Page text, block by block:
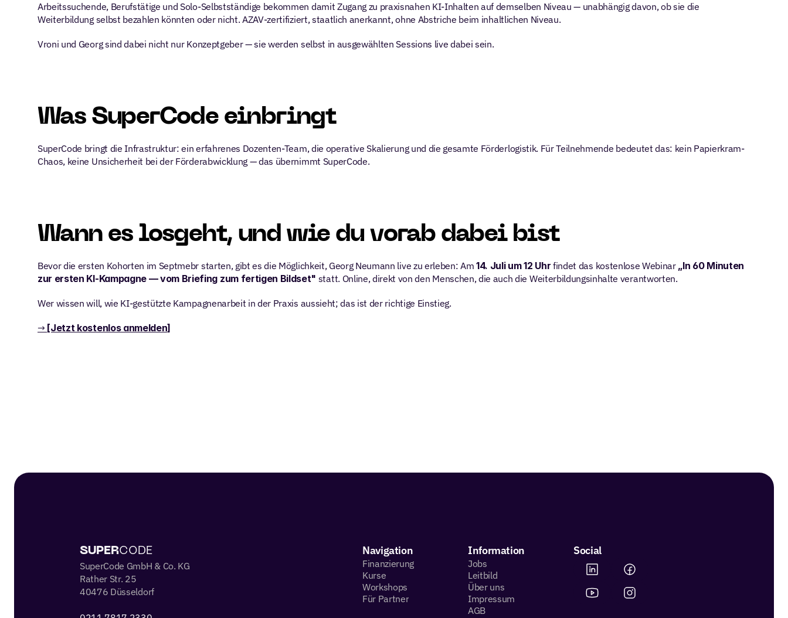
Arbeitssuchende, Berufstätige und Solo-Selbstständige bekommen damit Zugang zu praxisnahen KI-Inhalten auf demselben Niveau — unabhängig davon, ob sie die
Weiterbildung selbst bezahlen könnten oder nicht. AZAV-zertifiziert, staatlich anerkannt, ohne Abstriche beim inhaltlichen Niveau.
Vroni und Georg sind dabei nicht nur Konzeptgeber — sie werden selbst in ausgewählten Sessions live dabei sein.
Was SuperCode einbringt
SuperCode bringt die Infrastruktur: ein erfahrenes Dozenten-Team, die operative Skalierung und die gesamte Förderlogistik. Für Teilnehmende bedeutet das: kein Papierkram-
Chaos, keine Unsicherheit bei der Förderabwicklung — das übernimmt SuperCode.
Wann es losgeht, und wie du vorab dabei bist
Bevor die ersten Kohorten im Septmebr starten, gibt es die Möglichkeit, Georg Neumann live zu erleben: Am 14. Juli um 12 Uhr findet das kostenlose Webinar „In 60 Minuten
zur ersten KI-Kampagne — vom Briefing zum fertigen Bildset" statt. Online, direkt von den Menschen, die auch die Weiterbildungsinhalte verantworten.
Wer wissen will, wie KI-gestützte Kampagnenarbeit in der Praxis aussieht; das ist der richtige Einstieg.
→ [Jetzt kostenlos anmelden]
SUPERCODE
SuperCode GmbH & Co. KG
Rather Str. 25
40476 Düsseldorf
Navigation
Finanzierung
Kurse
Workshops
Für Partner
Information
Jobs
Leitbild
Über uns
Impressum
AGB
Social